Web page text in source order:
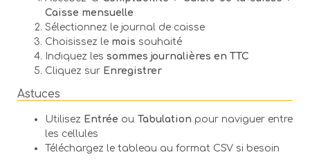
Caisse mensuelle
Sélectionnez le journal de caisse
Choisissez le mois souhaité
Indiquez les sommes journalières en TTC
Cliquez sur Enregistrer
Astuces
Utilisez Entrée ou Tabulation pour naviguer entre
les cellules
Téléchargez le tableau au format CSV si besoin